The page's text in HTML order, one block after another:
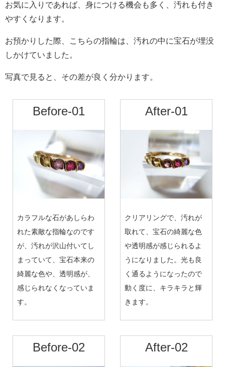
お気に入りであれば、身につける機会も多く、汚れも付き
やすくなります。
お預かりした際、こちらの指輪は、汚れの中に宝石が埋没
しかけていました。
写真で見ると、その差が良く分かります。
Before-01
カラフルな石があしらわ
れた素敵な指輪なのです
が、汚れが沢山付いてし
まっていて、宝石本来の
綺麗な色や、透明感が、
感じられなくなっていま
す。
After-01
クリアリングで、汚れが
取れて、宝石の綺麗な色
や透明感が感じられるよ
うになりました。光も良
く通るようになったので
動く度に、キラキラと輝
きます。
Before-02 After-02